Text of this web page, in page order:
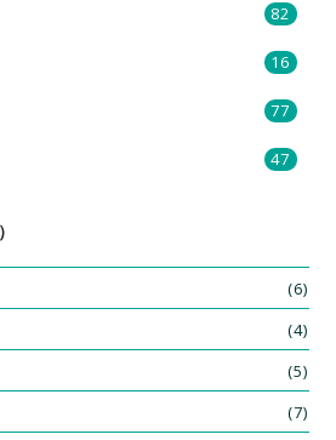
82
16
77
47
(6)
(4)
(5)
(7)